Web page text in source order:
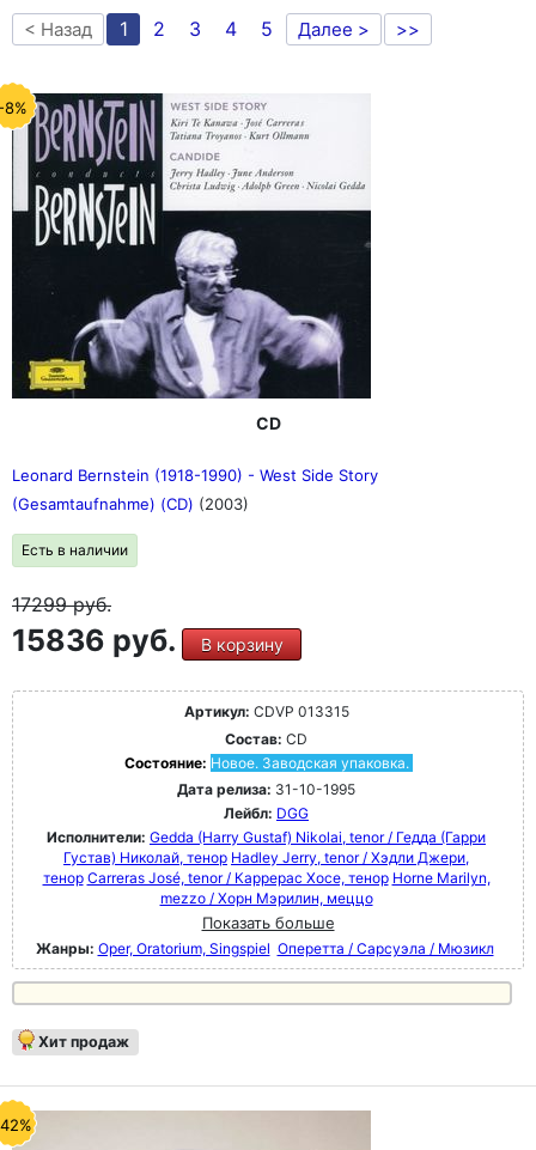
< Назад 1 2 3 4 5 Далее > >>
8%
CD
Leonard Bernstein (1918-1990) - West Side Story
(Gesamtaufnahme) (CD) (2003)
Есть в наличии
17299руб.
15836 руб. В корзину
Артикул: CDVP 013315
Состав: CD
Состояние: Новое. Заводская упаковка.
Дата релиза: 31-10-1995
Лейбл: DGG
Исполнители: Gedda (Harry Gustaf) Nikolai, tenor / Гедда (Гарри
Густав) Николай, тенор Hadley Jerry, tenor / Хэдли Джери,
тенор Carreras José, tenor / Каррерас Хосе, тенор Horne Marilyn,
mezzo / Хорн Мэрилин, меццо
Показать больше
Жанры: Oper, Oratorium, Singspiel Оперетта / Сарсуэла / Мюзикл
Хит продаж